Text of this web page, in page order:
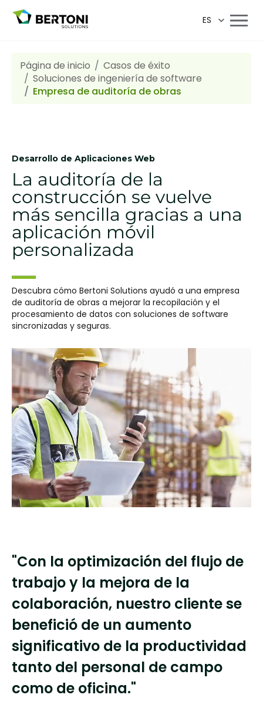
ES
Página de inicio
Casos de éxito
Soluciones de ingeniería de software
Empresa de auditoría de obras
Desarrollo de Aplicaciones Web
La auditoría de la
construcción se vuelve
más sencilla gracias a una
aplicación móvil
personalizada
Descubra cómo Bertoni Solutions ayudó a una empresa
de auditoría de obras a mejorar la recopilación y el
procesamiento de datos con soluciones de software
sincronizadas y seguras.
"Con la optimización del flujo de
trabajo y la mejora de la
colaboración, nuestro cliente se
benefició de un aumento
significativo de la productividad
tanto del personal de campo
como de oficina."